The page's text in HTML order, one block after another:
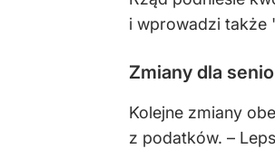
i wprowadzi także
Zmiany dla
Kolejne zmiany
z podatków. –